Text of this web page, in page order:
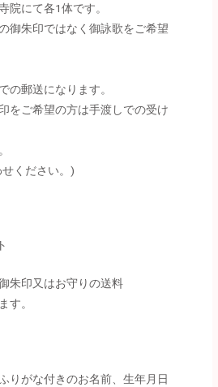
院にて各1体です。
御朱印ではなく御詠歌をご希望
の郵送になります。
をご希望の方は手渡しでの受け
ください。)
朱印又はお守りの送料
す。
りがな付きのお名前、生年月日